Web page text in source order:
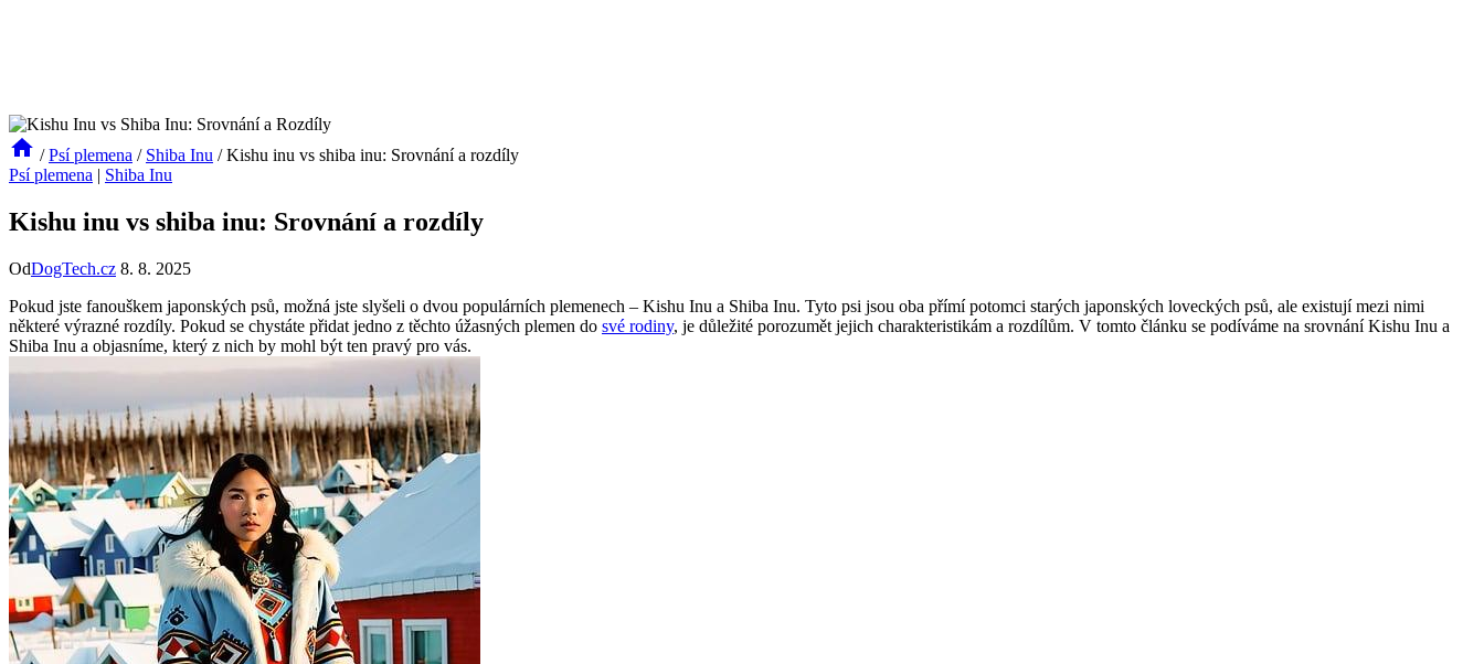
/ Psí plemena / Shiba Inu / Kishu inu vs shiba inu: Srovnání a rozdíly
Psí plemena | Shiba Inu
Kishu inu vs shiba inu: Srovnání a rozdíly
OdDogTech.cz 8. 8. 2025
Pokud jste fanouškem japonských psů, možná jste slyšeli o dvou populárních plemenech – Kishu Inu a Shiba Inu. Tyto psi jsou oba přímí potomci starých japonských loveckých psů, ale existují mezi nimi
některé výrazné rozdíly. Pokud se chystáte přidat jedno z těchto úžasných plemen do své rodiny, je důležité porozumět jejich charakteristikám a rozdílům. V tomto článku se podíváme na srovnání Kishu Inu a
Shiba Inu a objasníme, který z nich by mohl být ten pravý pro vás.